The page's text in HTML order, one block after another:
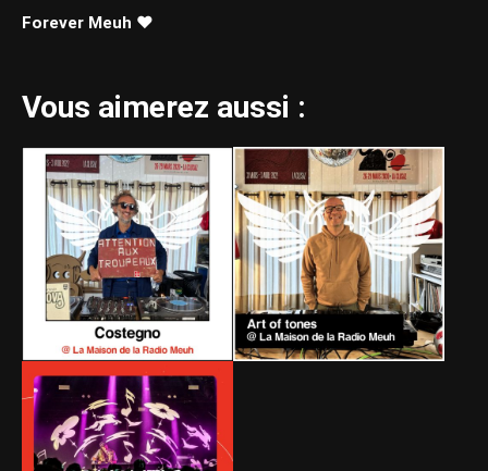
Forever Meuh ❤️
Vous aimerez aussi :